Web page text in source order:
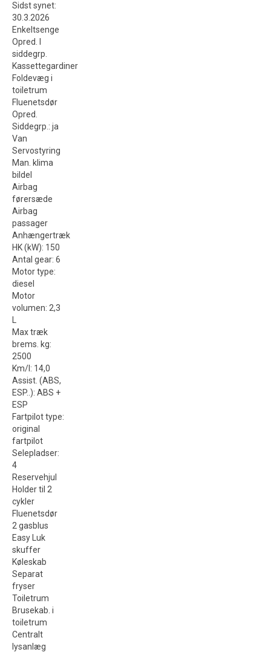
Sidst synet:
30.3.2026
Enkeltsenge
Opred. I
siddegrp.
Kassettegardiner
Foldevæg i
toiletrum
Fluenetsdør
Opred.
Siddegrp.: ja
Van
Servostyring
Man. klima
bildel
Airbag
førersæde
Airbag
passager
Anhængertræk
HK (kW): 150
Antal gear: 6
Motor type:
diesel
Motor
volumen: 2,3
L
Max træk
brems. kg:
2500
Km/l : 14,0
Assist. (ABS,
ESP..): ABS +
ESP
Fartpilot type:
original
fartpilot
Selepladser:
4
Reservehjul
Holder til 2
cykler
Fluenetsdør
2 gasblus
Easy Luk
skuffer
Køleskab
Separat
fryser
Toiletrum
Brusekab. i
toiletrum
Centralt
lysanlæg